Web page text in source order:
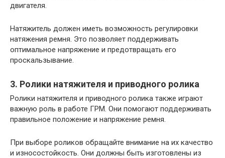
двигателя.
Натяжитель должен иметь возможность регулировки
натяжения ремня. Это позволяет поддерживать
оптимальное напряжение и предотвращать его
проскальзывание.
3. Ролики натяжителя и приводного ролика
Ролики натяжителя и приводного ролика также играют
важную роль в работе ГРМ. Они помогают поддерживать
правильное положение и напряжение ремня.
При выборе роликов обращайте внимание на их качество
и износостойкость. Они должны быть изготовлены из